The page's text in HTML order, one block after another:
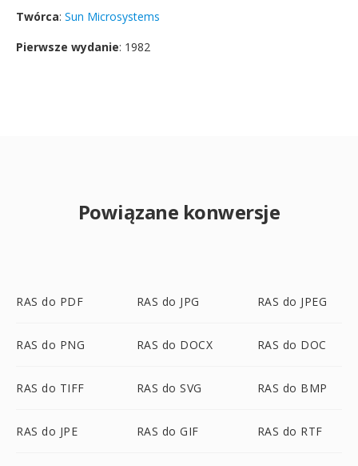
Twórca: Sun Microsystems
Pierwsze wydanie: 1982
Powiązane konwersje
RAS do PDF RAS do JPG RAS do JPEG
RAS do PNG RAS do DOCX RAS do DOC
RAS do TIFF RAS do SVG RAS do BMP
RAS do JPE RAS do GIF RAS do RTF